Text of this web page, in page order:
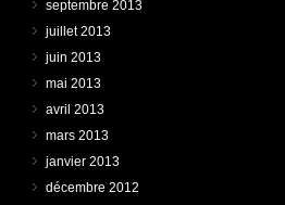
septembre 2013
juillet 2013
juin 2013
mai 2013
avril 2013
mars 2013
janvier 2013
décembre 2012